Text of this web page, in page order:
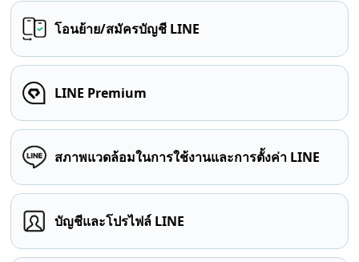
โอนย้าย/สมัครบัญชี LINE
LINE Premium
สภาพแวดล้อมในการใช้งานและการตั้งค่า LINE
บัญชีและโปรไฟล์ LINE